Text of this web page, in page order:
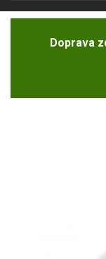
Doprava